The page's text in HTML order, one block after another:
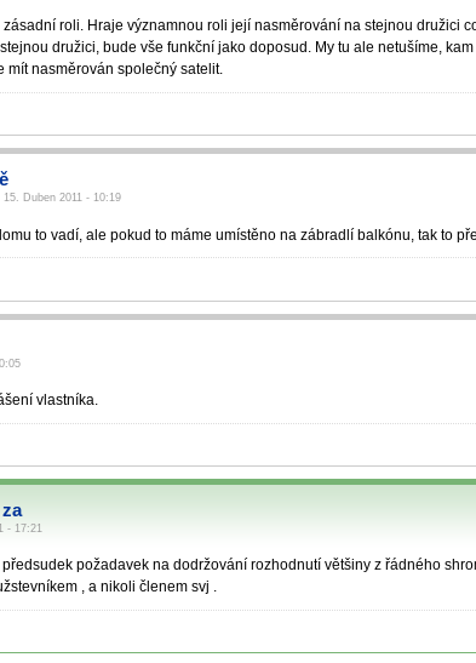
roli. Hraje významnou roli její nasměrování na stejnou družici
družici, bude vše funkční jako doposud. My tu ale netušíme,
mít nasměrován společný satelit.
Duben 2011 - 10:19
to vadí, ale pokud to máme umístěno na zábradlí balkónu, tak to
vlastníka.
- 17:21
požadavek na dodržování rozhodnutí většiny z řádného
, a nikoli členem svj .